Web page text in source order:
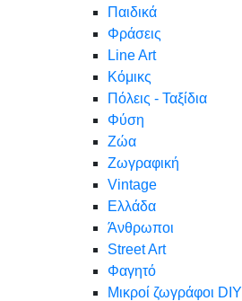
Παιδικά
Φράσεις
Line Art
Κόμικς
Πόλεις - Ταξίδια
Φύση
Ζώα
Ζωγραφική
Vintage
Ελλάδα
Άνθρωποι
Street Art
Φαγητό
Μικροί ζωγράφοι DIY